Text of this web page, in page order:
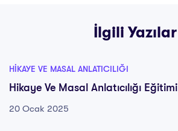
İlgili Yazılar
HIKAYE VE MASAL ANLATICILIĞI
Hikaye Ve Masal Anlatıcılığı Eğitimi
20 Ocak 2025